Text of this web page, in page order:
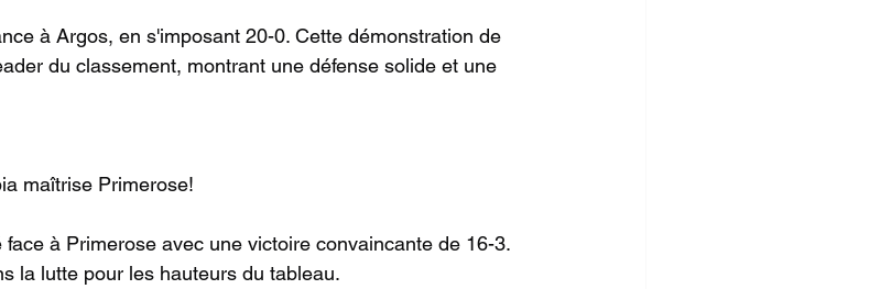
à Argos, en s'imposant 20-0. Cette démonstration de
du classement, montrant une défense solide et une
maîtrise Primerose!
à Primerose avec une victoire convaincante de 16-3.
la lutte pour les hauteurs du tableau.